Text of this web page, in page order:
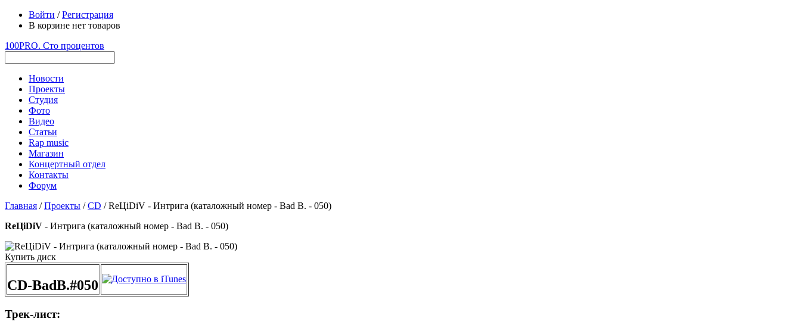
Войти /Регистрация
В корзине нет товаров
100PRO. Сто процентов
Новости
Проекты
Студия
Фото
Видео
Статьи
Rap music
Магазин
Концертный отдел
Контакты
Форум
Главная /Проекты /CD / ReЦiDiV - Интрига (каталожный номер - Bad B. - 050)
ReЦiDiV - Интрига (каталожный номер - Bad B. - 050)
Купить диск
CD-BadB.#050
Трек-лист: